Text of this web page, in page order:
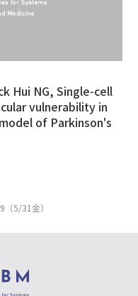
Hui NG, Single-cell
vulnerability in
of Parkinson's
（5/31金）